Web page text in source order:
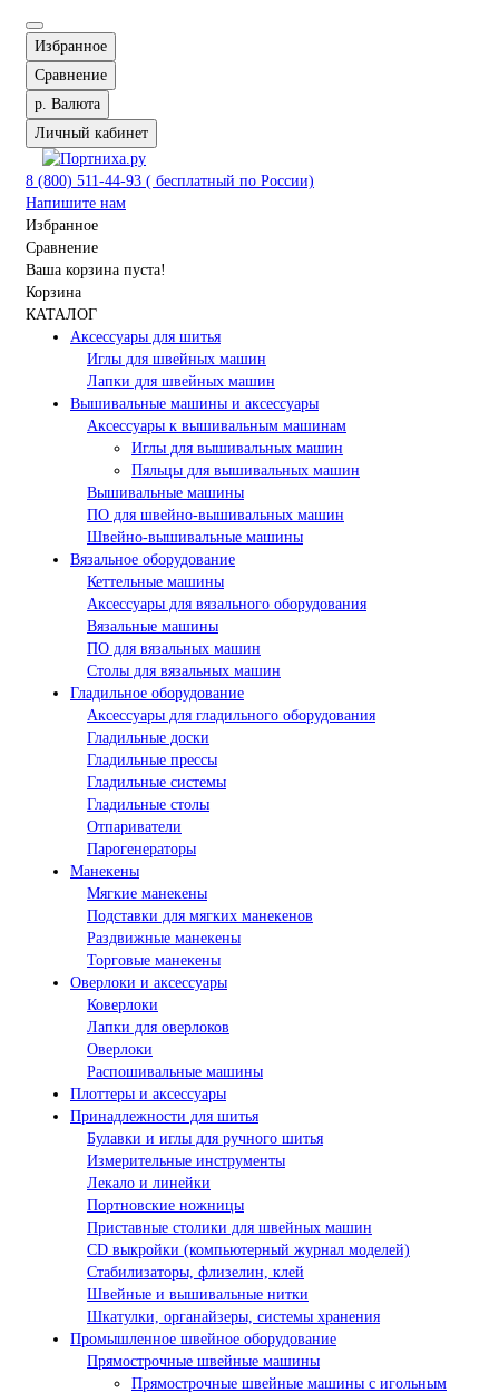
Избранное
Сравнение
р. Валюта
Личный кабинет
8 (800) 511-44-93 ( бесплатный по России)
Напишите нам
Избранное
Сравнение
Ваша корзина пуста!
Корзина
КАТАЛОГ
Аксессуары для шитья
Иглы для швейных машин
Лапки для швейных машин
Вышивальные машины и аксессуары
Аксессуары к вышивальным машинам
Иглы для вышивальных машин
Пяльцы для вышивальных машин
Вышивальные машины
ПО для швейно-вышивальных машин
Швейно-вышивальные машины
Вязальное оборудование
Кеттельные машины
Аксессуары для вязального оборудования
Вязальные машины
ПО для вязальных машин
Столы для вязальных машин
Гладильное оборудование
Аксессуары для гладильного оборудования
Гладильные доски
Гладильные прессы
Гладильные системы
Гладильные столы
Отпариватели
Парогенераторы
Манекены
Мягкие манекены
Подставки для мягких манекенов
Раздвижные манекены
Торговые манекены
Оверлоки и аксессуары
Коверлоки
Лапки для оверлоков
Оверлоки
Распошивальные машины
Плоттеры и аксессуары
Принадлежности для шитья
Булавки и иглы для ручного шитья
Измерительные инструменты
Лекало и линейки
Портновские ножницы
Приставные столики для швейных машин
СD выкройки (компьютерный журнал моделей)
Стабилизаторы, флизелин, клей
Швейные и вышивальные нитки
Шкатулки, органайзеры, системы хранения
Промышленное швейное оборудование
Прямострочные швейные машины
Прямострочные швейные машины с игольным